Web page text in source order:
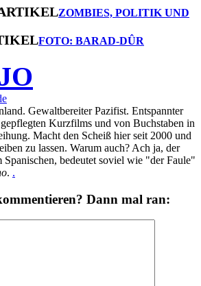
ZOMBIES, POLITIK UND
FOTO: BARAD-DÛR
Gewaltbereiter Pazifist. Entspannter
Kurzfilms und von Buchstaben in
Macht den Scheiß hier seit 2000 und
zu lassen. Warum auch? Ach ja, der
Spanischen, bedeutet soviel wie "der Faule"
. .
Dann mal ran: